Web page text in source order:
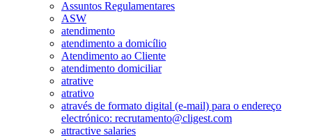
Assuntos Regulamentares
ASW
atendimento
atendimento a domicílio
Atendimento ao Cliente
atendimento domiciliar
atrative
atrativo
através de formato digital (e-mail) para o endereço
electrónico: recrutamento@cligest.com
attractive salaries